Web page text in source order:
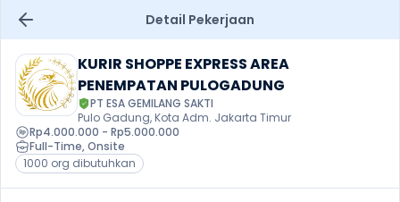
Detail Pekerjaan
KURIR SHOPPE EXPRESS AREA
PENEMPATAN PULOGADUNG
PT ESA GEMILANG SAKTI
Pulo Gadung, Kota Adm. Jakarta Timur
Rp4.000.000 - Rp5.000.000
Full-Time, Onsite
1000 org dibutuhkan